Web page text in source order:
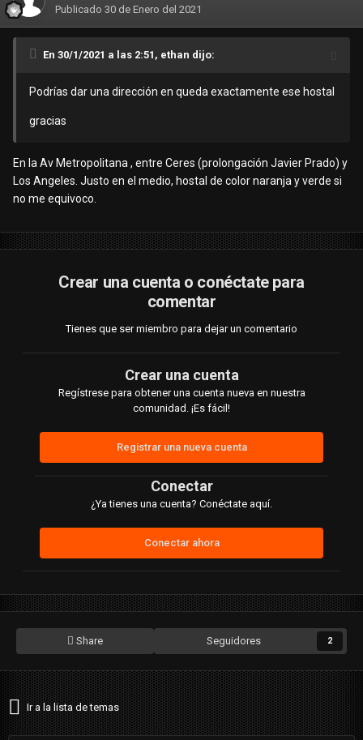
Publicado 30 de Enero del 2021
En 30/1/2021 a las 2:51, ethan dijo:
Podrías dar una dirección en queda exactamente ese hostal
gracias
En la Av Metropolitana , entre Ceres (prolongación Javier Prado) y
Los Angeles. Justo en el medio, hostal de color naranja y verde si
no me equivoco.
Crear una cuenta o conéctate para
comentar
Tienes que ser miembro para dejar un comentario
Crear una cuenta
Regístrese para obtener una cuenta nueva en nuestra
comunidad. ¡Es fácil!
Registrar una nueva cuenta
Conectar
¿Ya tienes una cuenta? Conéctate aquí.
Conectar ahora
Share Seguidores 2
Ir a la lista de temas